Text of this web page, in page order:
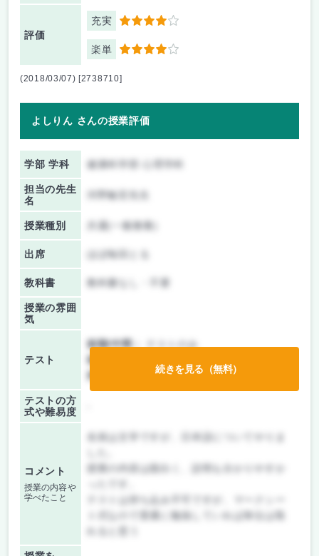
評価
充実 4
楽単 4
(2018/03/07) [2738710]
よしりん さんの授業評価
学部 学科 健康科学部 心理学科
担当の先生
名
河野敏宏先生
授業種別 共通(一般教養)
出席 ほぼ毎回とる
教科書 教科書なし・不要
授業の雰囲
気
テスト
前期/中間：
後期/期末：
教科書ノート持ち込み不可
テストの方
式や難易度
コメント
授業の内容や
学べたこと
ト式なので普通に勉強していれば単位は取
続きを見る（無料）